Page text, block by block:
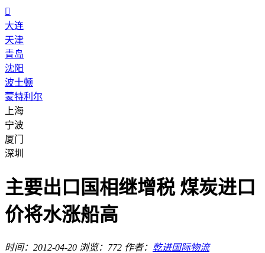

大连
天津
青岛
沈阳
波士顿
蒙特利尔
上海
宁波
厦门
深圳
主要出口国相继增税 煤炭进口
价将水涨船高
时间：2012-04-20 浏览：772 作者： 乾进国际物流